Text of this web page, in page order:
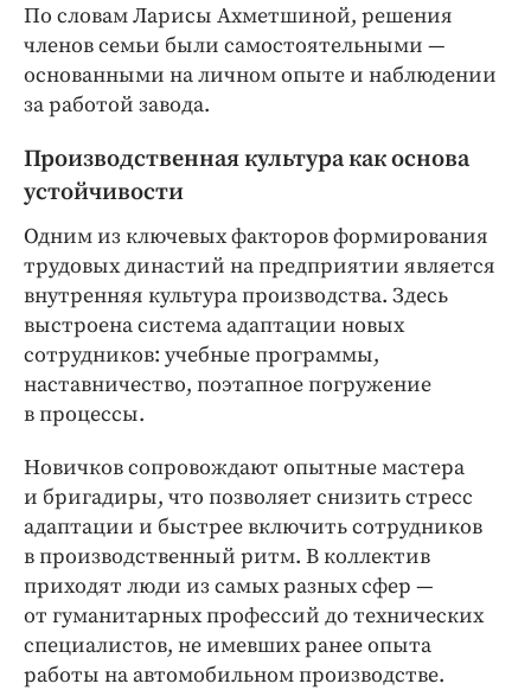
По словам Ларисы Ахметшиной, решения
членов семьи были самостоятельными —
основанными на личном опыте и наблюдении
за работой завода.
Производственная культура как основа
устойчивости
Одним из ключевых факторов формирования
трудовых династий на предприятии является
внутренняя культура производства. Здесь
выстроена система адаптации новых
сотрудников: учебные программы,
наставничество, поэтапное погружение
в процессы.
Новичков сопровождают опытные мастера
и бригадиры, что позволяет снизить стресс
адаптации и быстрее включить сотрудников
в производственный ритм. В коллектив
приходят люди из самых разных сфер —
от гуманитарных профессий до технических
специалистов, не имевших ранее опыта
работы на автомобильном производстве.